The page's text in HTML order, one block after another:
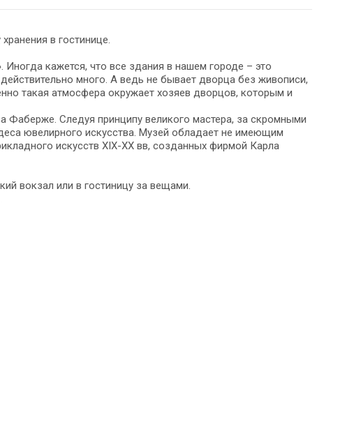
в гостинице.
кажется, что все здания в нашем городе – это
много. А ведь не бывает дворца без живописи,
такая атмосфера окружает хозяев дворцов, которым и
Фаберже. Следуя принципу великого мастера, за скромными
ювелирного искусства. Музей обладает не имеющим
искусств XIX-XX вв, созданных фирмой Карла
вокзал или в гостиницу за вещами.